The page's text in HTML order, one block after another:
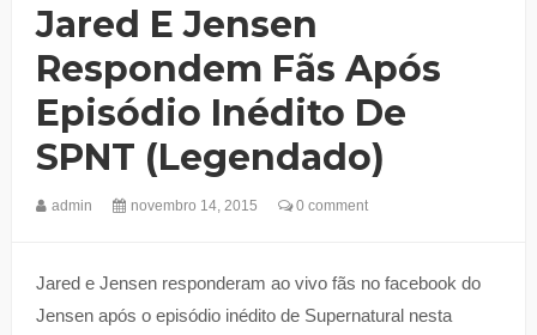
Jared E Jensen
Respondem Fãs Após
Episódio Inédito De
SPNT (legendado)
admin novembro 14, 2015 0 comment
Jared e Jensen responderam ao vivo fãs no facebook do
Jensen após o episódio inédito de Supernatural nesta